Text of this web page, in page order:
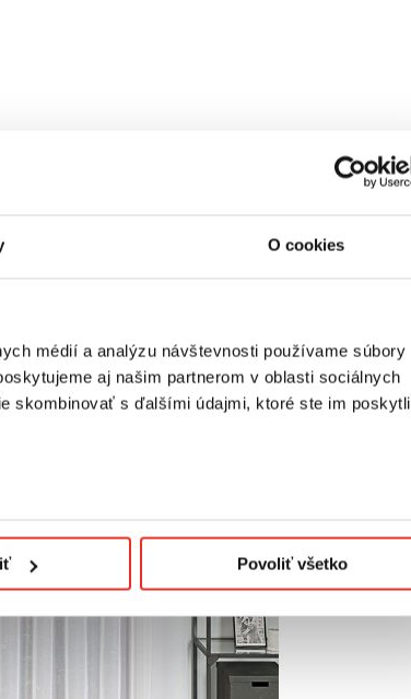
O cookies
médií a analýzu návštevnosti používame súbory
aj našim partnerom v oblasti sociálnych
skombinovať s ďalšími údajmi, ktoré ste im poskytli
Povoliť všetko